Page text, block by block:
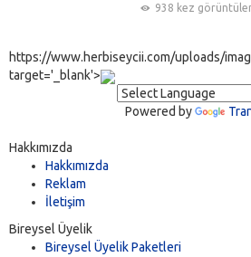
938 kez
https://www.herbiseycii.com/uploads/
target='_blank'>
Powered by
Hakkımızda
Hakkımızda
Reklam
İletişim
Bireysel Üyelik
Bireysel Üyelik Paketleri